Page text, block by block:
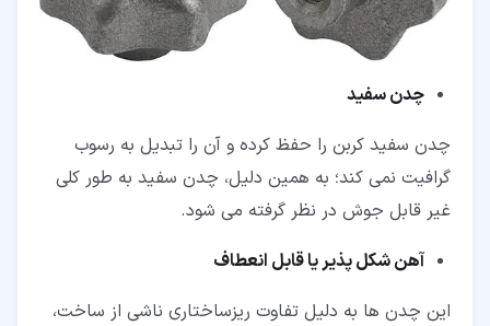
چدن سفید
چدن سفید کربن را حفظ کرده و آن را تبدیل به رسوب
گرافیت نمی کند؛ به همین دلیل، چدن سفید به طور کلی
غیر قابل جوش در نظر گرفته می شود.
آهن شکل پذیر یا قابل انعطاف
این چدن ها به دلیل تفاوت ریزساختاری ناشی از ساخت،